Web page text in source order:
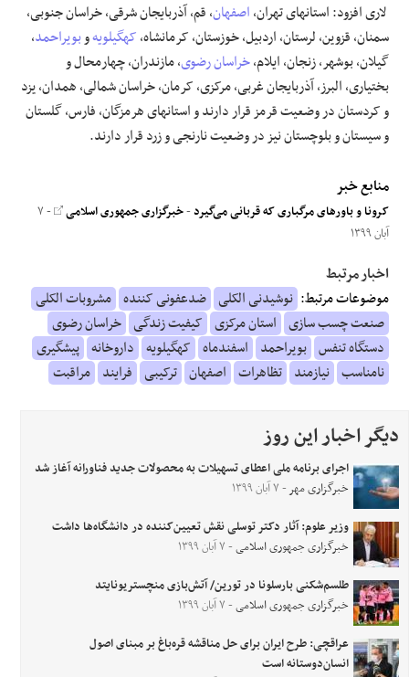
لاری افزود: استانهای تهران،اصفهان، قم، آذربایجان شرقی، خراسان جنوبی،
سمنان، قزوین، لرستان، اردبیل، خوزستان، کرمانشاه،کهگیلویهوبویراحمد،
گیلان، بوشهر، زنجان، ایلام،خراسان رضوی، مازندران، چهارمحال و
بختیاری، البرز، آذربایجان غربی، مرکزی، کرمان، خراسان شمالی، همدان، یزد
و کردستان در وضعیت قرمز قرار دارند و استانهای هرمزگان، فارس، گلستان
و سیستان و بلوچستان نیز در وضعیت نارنجی و زرد قرار دارند.
منابع خبر
کرونا و باورهای مرگباری که قربانی می‌گیرد-خبرگزاری جمهوری اسلامی
- ۷
آبان ۱۳۹۹
اخبار مرتبط
موضوعات مرتبط: نوشیدنی الکلی ضدعفونی کننده مشروبات الکلی
صنعت چسب سازی استان مرکزی کیفیت زندگی خراسان رضوی
دستگاه تنفس بویراحمد اسفندماه کهگیلویه داروخانه پیشگیری
نامناسب نیازمند تظاهرات اصفهان ترکیبی فرایند مراقبت
دیگر اخبار این روز
اجرای برنامه ملی اعطای تسهیلات به محصولات جدید فناورانه آغاز شد
خبرگزاری مهر- ۷ آبان ۱۳۹۹
وزیر علوم: آثار دکتر توسلی نقش تعیین‌کننده در دانشگاه‌ها داشت
خبرگزاری جمهوری اسلامی- ۷ آبان ۱۳۹۹
طلسم‌شکنی بارسلونا در تورین/ آتش‌بازی منچستریونایتد
خبرگزاری جمهوری اسلامی- ۷ آبان ۱۳۹۹
عراقچی: طرح ایران برای حل مناقشه قره‌باغ بر مبنای اصول
انسان‌دوستانه است